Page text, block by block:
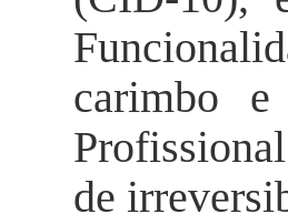
carimbo
de